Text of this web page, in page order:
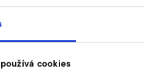
cookies
aplikací – od